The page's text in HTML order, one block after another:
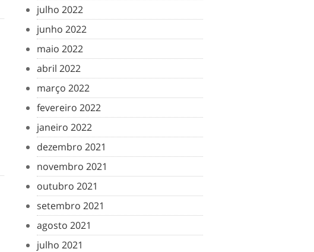
julho 2022
junho 2022
maio 2022
abril 2022
março 2022
fevereiro 2022
janeiro 2022
dezembro 2021
novembro 2021
outubro 2021
setembro 2021
agosto 2021
julho 2021